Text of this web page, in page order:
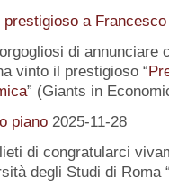
prestigioso a
di annunciare
vinto il prestigioso “
” (Giants in
piano 2025-11-28
di congratularci
degli Studi di Roma